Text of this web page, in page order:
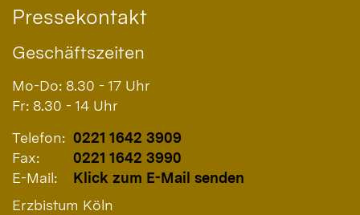
Pressekontakt
Geschäftszeiten
Mo-Do: 8.30 - 17 Uhr
Fr: 8.30 - 14 Uhr
Telefon: 0221 1642 3909
Fax:
0221 1642 3990
E-Mail:
Klick zum E-Mail senden
Erzbistum Köln